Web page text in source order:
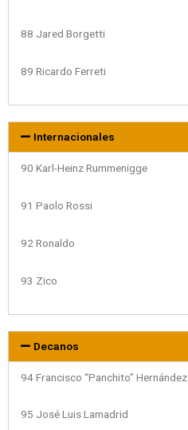
88 Jared Borgetti
89 Ricardo Ferreti
Internacionales
90 Karl-Heinz Rummenigge
91 Paolo Rossi
92 Ronaldo
93 Zico
Decanos
94 Francisco “Panchito” Hernández
95 José Luis Lamadrid